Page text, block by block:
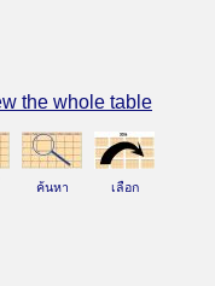
ค้นหา เลือก